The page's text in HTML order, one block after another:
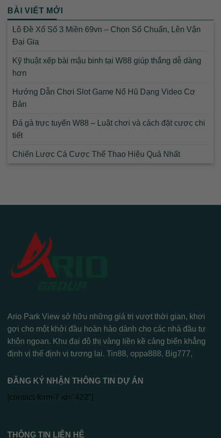
BÀI VIẾT MỚI
Lô Đề Xổ Số 3 Miền 69vn – Chọn Số Chuẩn, Lên Vận
Đại Gia
Kỹ thuật xếp bài mậu binh tại W88 giúp thắng dễ dàng
hơn
Hướng Dẫn Chơi Slot Game Nổ Hũ Dạng Video Cơ
Bản
Đá gà trực tuyến W88 – Luật chơi và cách đặt cược chi
tiết
Chiến Lược Cá Cược Thể Thao Hiệu Quả Nhất
Ario Park View sở hữu những giá trị vượt thời gian, khơi
gợi cho một khởi đầu hoàn hảo dành cho các nhà đầu tư
khôn ngoan. Khu đại đô thị vàng liền kề cảng biển khẳng
định vị thế định vị tương lai. Tin88, oppa888, Big777,
ĐĂNG KÝ NHẬN THÔNG TIN DỰ ÁN
[contact-form-7 id="422"]
THÔNG TIN LIÊN HỆ